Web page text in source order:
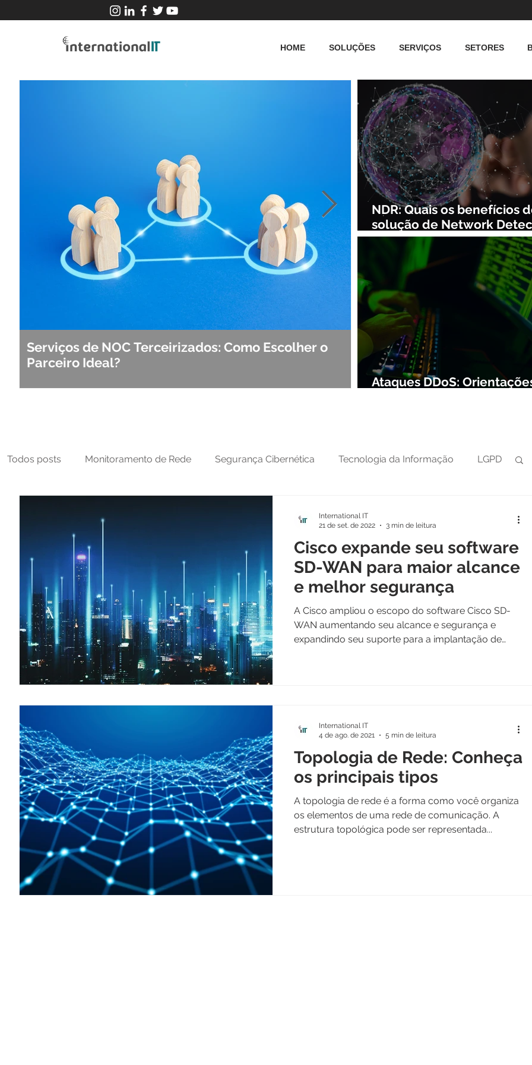
HOME SOLUÇÕES SERVIÇOS SETORES
NDR: Quais os benefícios
solução de Network
and Response?
Ataques DDoS:
Serviços de NOC Terceirizados: Como Escolher o
Parceiro Ideal?
Observabilidade e NOC:
Segurança de Redes
Todos posts Monitoramento de Rede Segurança Cibernética Tecnologia da Informação LGPD
Cisco expande seu software
SD-WAN para maior alcance
e melhor segurança
A Cisco ampliou o escopo do software Cisco SD-
WAN aumentando seu alcance e segurança e
expandindo seu suporte para a implantação de
International IT
21 de set. de 2022
3 min de leitura
Topologia de Rede: Conheça
os principais tipos
A topologia de rede é a forma como você organiza
os elementos de uma rede de comunicação. A
estrutura topológica pode ser representada...
International IT
4 de ago. de 2021
5 min de leitura